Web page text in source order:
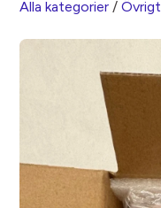
Alla kategorier / Övrigt